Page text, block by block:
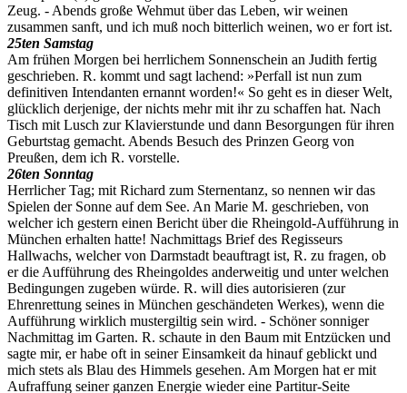
Zeug. - Abends große Wehmut über das Leben, wir weinen
zusammen sanft, und ich muß noch bitterlich weinen, wo er fort ist.
25ten Samstag
Am frühen Morgen bei herrlichem Sonnenschein an Judith fertig
geschrieben. R. kommt und sagt lachend: »Perfall ist nun zum
definitiven Intendanten ernannt worden!« So geht es in dieser Welt,
glücklich derjenige, der nichts mehr mit ihr zu schaffen hat. Nach
Tisch mit Lusch zur Klavierstunde und dann Besorgungen für ihren
Geburtstag gemacht. Abends Besuch des Prinzen Georg von
Preußen, dem ich R. vorstelle.
26ten Sonntag
Herrlicher Tag; mit Richard zum Sternentanz, so nennen wir das
Spielen der Sonne auf dem See. An Marie M. geschrieben, von
welcher ich gestern einen Bericht über die Rheingold-Aufführung in
München erhalten hatte! Nachmittags Brief des Regisseurs
Hallwachs, welcher von Darmstadt beauftragt ist, R. zu fragen, ob
er die Aufführung des Rheingoldes anderweitig und unter welchen
Bedingungen zugeben würde. R. will dies autorisieren (zur
Ehrenrettung seines in München geschändeten Werkes), wenn die
Aufführung wirklich mustergiltig sein wird. - Schöner sonniger
Nachmittag im Garten. R. schaute in den Baum mit Entzücken und
sagte mir, er habe oft in seiner Einsamkeit da hinauf geblickt und
mich stets als Blau des Himmels gesehen. Am Morgen hat er mit
Aufraffung seiner ganzen Energie wieder eine Partitur-Seite